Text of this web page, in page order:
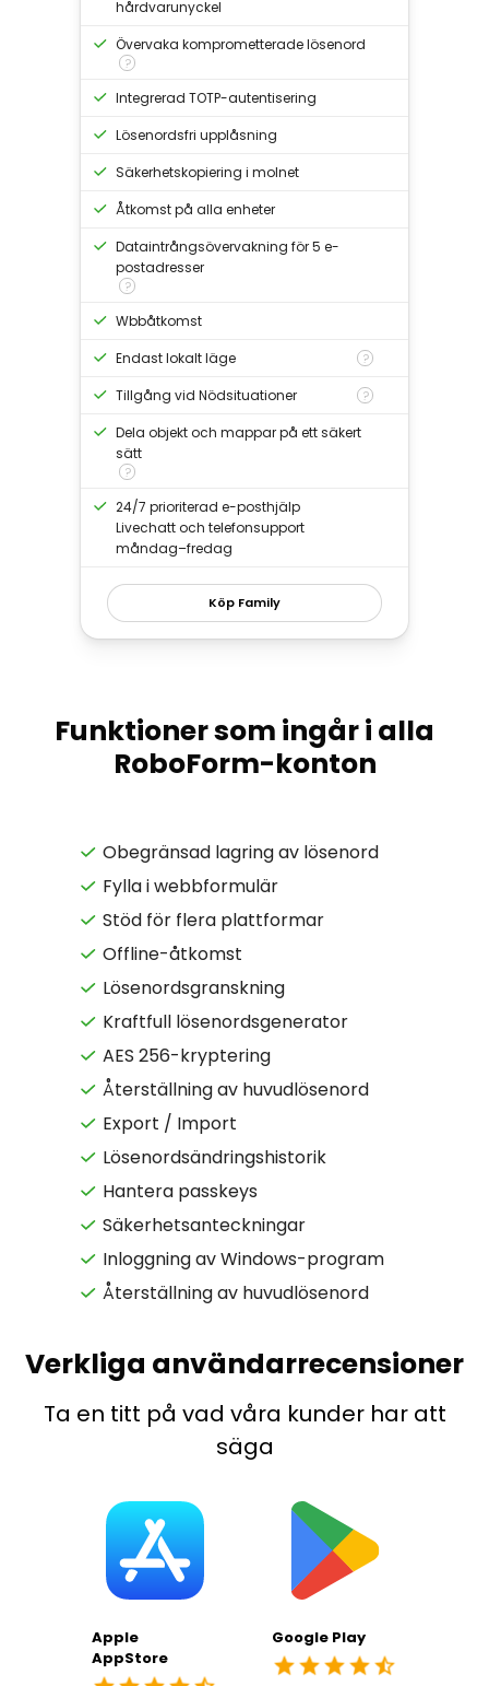
hårdvarunyckel
Övervaka komprometterade lösenord
?
Integrerad TOTP-autentisering
Lösenordsfri upplåsning
Säkerhetskopiering i molnet
Åtkomst på alla enheter
Dataintrångsövervakning för 5 e-
postadresser
?
Wbbåtkomst
Endast lokalt läge
?
Tillgång vid Nödsituationer ?
Dela objekt och mappar på ett säkert
sätt
?
24/7 prioriterad e-posthjälp
Livechatt och telefonsupport
måndag–fredag
Köp Family
Funktioner som ingår i alla
RoboForm-konton
Obegränsad lagring av lösenord
Fylla i webbformulär
Stöd för flera plattformar
Offline-åtkomst
Lösenordsgranskning
Kraftfull lösenordsgenerator
AES 256-kryptering
Återställning av huvudlösenord
Export / Import
Lösenordsändringshistorik
Hantera passkeys
Säkerhetsanteckningar
Inloggning av Windows-program
Återställning av huvudlösenord
Verkliga användarrecensioner
Ta en titt på vad våra kunder har att
säga
Apple
AppStore
Google Play